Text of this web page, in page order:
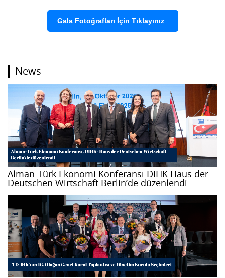
Gala Fotoğrafları İçin Tıklayınız
News
Alman-Türk Ekonomi Konferansı DIHK Haus der
Deutschen Wirtschaft Berlin’de düzenlendi